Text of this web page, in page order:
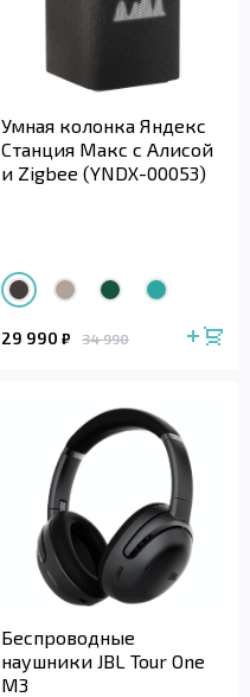
Умная колонка Яндекс
Станция Макс с Алисой
и Zigbee (YNDX-00053)
29 990 ₽ 34 990
Беспроводные
наушники JBL Tour One
M3